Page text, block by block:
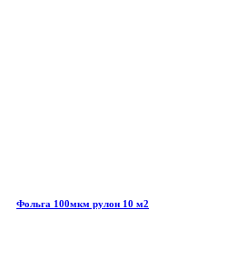
Фольга 100мкм рулон 10 м2